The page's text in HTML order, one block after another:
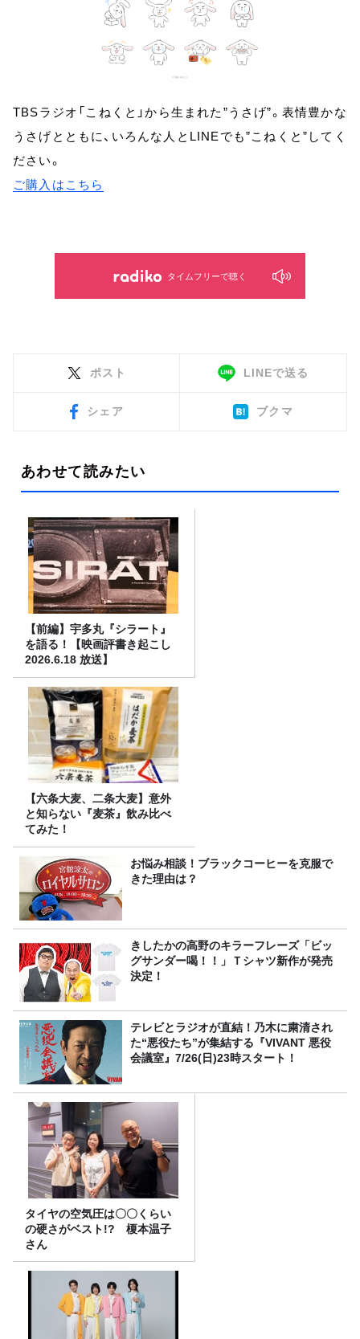
TBSラジオ「こねくと」から生まれた”うさげ”。表情豊かな
うさげとともに、いろんな人とLINEでも”こねくと”してく
ださい。
ご購入はこちら
タイムフリーで聴く
ポスト LINEで送る
シェア ブクマ
あわせて読みたい
【前編】宇多丸『シラート』
を語る！【映画評書き起こし
2026.6.18 放送】
【六条大麦、二条大麦】意外
と知らない『麦茶』飲み比べ
てみた！
お悩み相談！ブラックコーヒーを克服で
きた理由は？
きしたかの高野のキラーフレーズ「ビッ
グサンダー喝！！」Ｔシャツ新作が発売
決定！
テレビとラジオが直結！乃木に粛清され
た“悪役たち”が集結する『VIVANT 悪役
会議室』7/26(日)23時スタート！
タイヤの空気圧は〇〇くらい
の硬さがベスト!? 榎本温子
さん